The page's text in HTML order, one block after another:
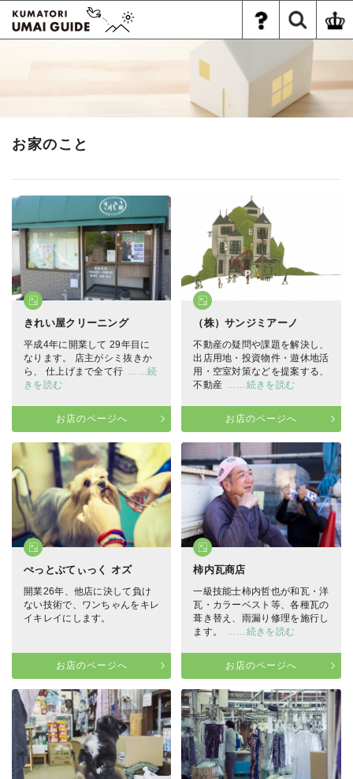
お家のこと
きれい屋クリーニング
平成4年に開業して 29年目に
なります。 店主がシミ抜きか
ら、 仕上げまで全て行 ……続
きを読む
お店のページへ
（株）サンジミアーノ
不動産の疑問や課題を解決し、
出店用地・投資物件・遊休地活
用・空室対策などを提案する、
不動産 ……続きを読む
お店のページへ
ぺっとぶてぃっく オズ
開業26年、他店に決して負け
ない技術で、ワンちゃんをキレ
イキレイにします。
お店のページへ
柿内瓦商店
一級技能士柿内哲也が和瓦・洋
瓦・カラーベスト等、各種瓦の
葺き替え、雨漏り修理を施行し
ます。
……続きを読む
お店のページへ